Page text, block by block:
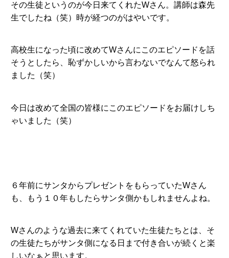
その生徒というのが今日来てくれたWさん。講師は森先
生でしたね（笑）時が経つのがはやいです。
高校生になった頃に改めてWさんにこのエピソードを話
そうとしたら、恥ずかしいから言わないでなんて怒られ
ました（笑）
今日は改めて全国の皆様にこのエピソードをお届けしち
ゃいました（笑）
６年前にサンタからプレゼントをもらっていたWさん
も、もう１０年もしたらサンタ側かもしれませんよね。
Wさんのような過去に来てくれていた生徒たちとは、そ
の生徒たちがサンタ側になる日まで付き合いが続くと楽
しいなぁと思います。